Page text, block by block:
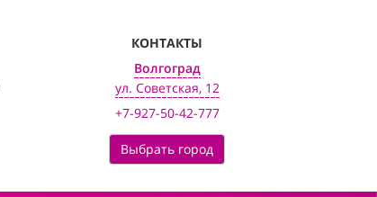
КОНТАКТЫ
Волгоград
ул. Советская, 12
+7-927-50-42-777
Выбрать город